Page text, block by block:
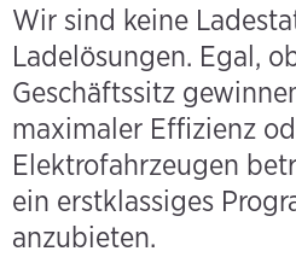
Wir sind keine
Ladelösungen. Egal,
Geschäftssitz
maximaler Effizienz
Elektrofahrzeugen
ein erstklassiges
anzubieten.